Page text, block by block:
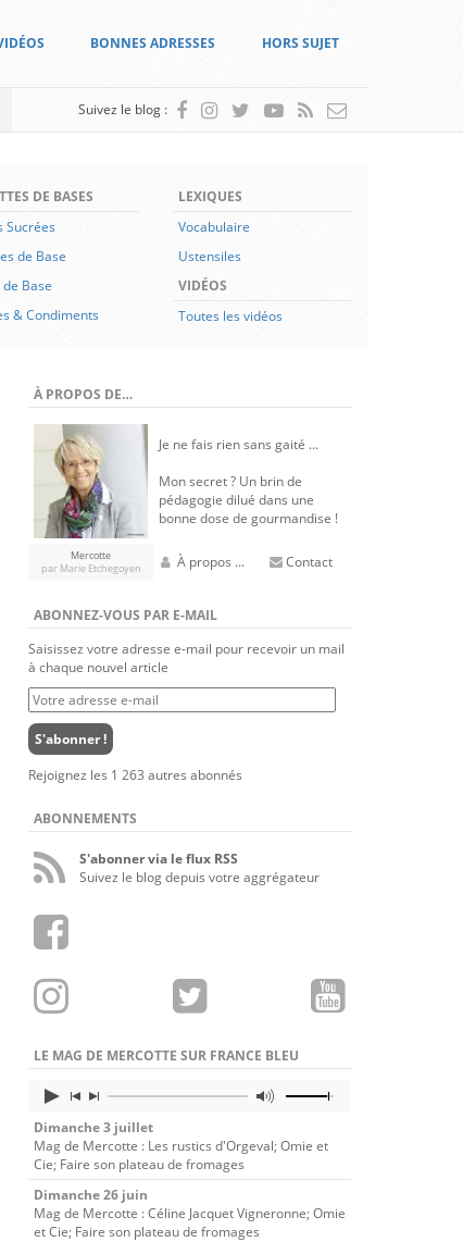
BONNES ADRESSES HORS SUJET
Suivez le blog :
DE BASES
Sucrées
de Base
de Base
& Condiments
LEXIQUES
Vocabulaire
Ustensiles
VIDÉOS
Toutes les vidéos
À PROPOS DE…
Je ne fais rien sans gaité ...
Mon secret ? Un brin de
pédagogie dilué dans une
bonne dose de gourmandise !
Mercotte
par Marie Etchegoyen
À propos ... Contact
ABONNEZ-VOUS PAR E-MAIL
Saisissez votre adresse e-mail pour recevoir un mail
à chaque nouvel article
Votre
adresse
e-
mail
S'abonner !
Rejoignez les 1 263 autres abonnés
ABONNEMENTS
S'abonner via le flux RSS
Suivez le blog depuis votre aggrégateur
LE MAG DE MERCOTTE SUR FRANCE BLEU
Dimanche 3 juillet
Mag de Mercotte : Les rustics d'Orgeval; Omie et
Cie; Faire son plateau de fromages
Dimanche 26 juin
Mag de Mercotte : Céline Jacquet Vigneronne; Omie
et Cie; Faire son plateau de fromages